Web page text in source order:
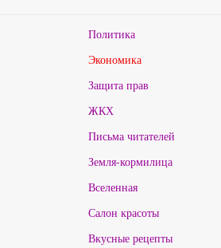
Политика
Экономика
Защита прав
ЖКХ
Письма читателей
Земля-кормилица
Вселенная
Салон красоты
Вкусные рецепты